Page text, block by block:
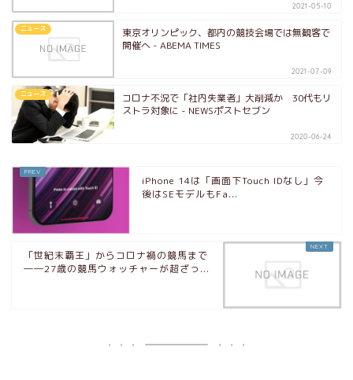
2021-05-10
ニュース
東京オリンピック、都内の競技会場では無観客で
開催へ - ABEMA TIMES
2021-07-09
ニュース
コロナ不況で「社内失業者」大削減か 30代もリ
ストラ対象に - NEWSポストセブン
2020-06-24
iPhone 14は「画面下Touch IDなし」今
後はSEモデルもFa...
「世紀末覇王」からコロナ禍の競馬まで
――27歳の競馬ウォッチャーが超ざっ...